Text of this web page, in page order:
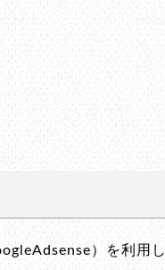
）を利用